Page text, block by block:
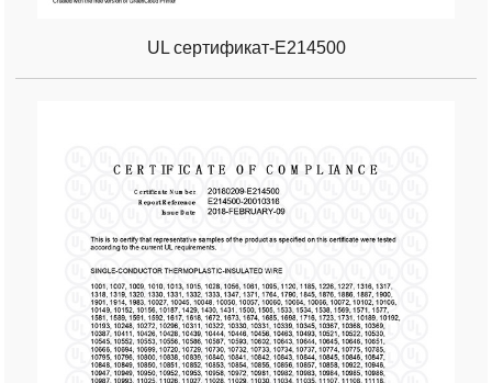
UL сертификат-E214500